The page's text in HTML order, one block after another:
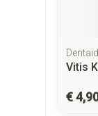
Vitis
€